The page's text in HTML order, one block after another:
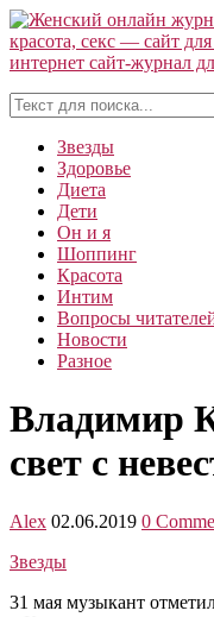
Звезды
Здоровье
Диета
Дети
Он и я
Шоппинг
Красота
Интим
Вопросы
Новости
Разное
Владимир
свет с
Alex 02.06.2019 0
Звезды
31 мая музыкант